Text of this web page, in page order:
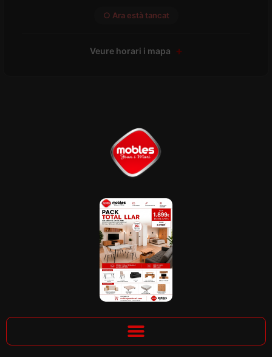
○ Ara està tancat
Veure horari i mapa